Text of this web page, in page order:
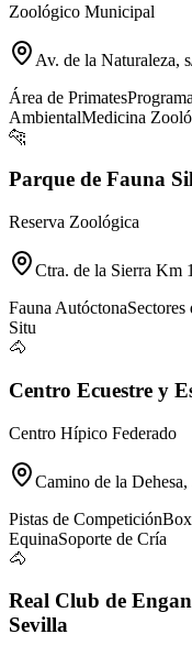
Zoológico Municipal
Av. de la Naturaleza,
Área de Primates
AmbientalMedicina
🐆
Parque de Fauna
Reserva Zoológica
Ctra. de la Sierra Km
Fauna Autóctona
Situ
🐴
Centro Ecuestre y
Centro Hípico Federado
Camino de la
Pistas de Competición
EquinaSoporte de Cría
🐴
Real Club de
Sevilla